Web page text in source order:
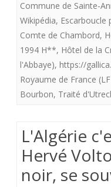
Commune de Sainte-
Wikipédia, Escarboucle
Comte de Chambord,
1994 H**, Hôtel de la
l'Abbaye), https://
Royaume de France
Bourbon, Traité
L'Algérie
Hervé
noir, se